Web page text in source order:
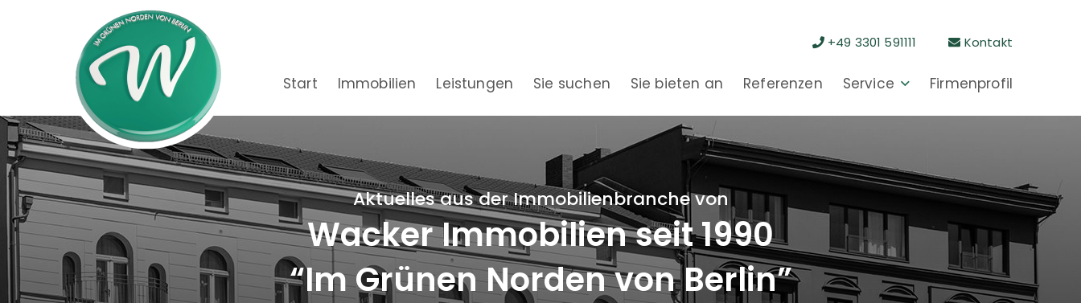
+49 3301 591111 Kontakt
Start Immobilien Leistungen Sie suchen Sie bieten an Referenzen Service Firmenprofil
Aktuelles aus der Immobilienbranche von
Wacker Immobilien seit 1990
“Im Grünen Norden von Berlin”